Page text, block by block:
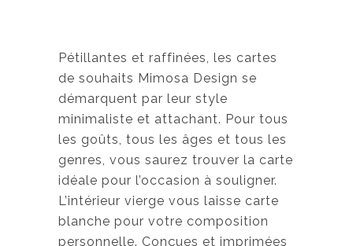
Pétillantes et raffinées, les cartes
de souhaits Mimosa Design se
démarquent par leur style
minimaliste et attachant. Pour tous
les goûts, tous les âges et tous les
genres, vous saurez trouver la carte
idéale pour l’occasion à souligner.
L’intérieur vierge vous laisse carte
blanche pour votre composition
personnelle. Conçues et imprimées